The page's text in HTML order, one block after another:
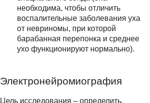
необходима, чтобы отличить
воспалительные заболевания уха
от невриномы, при которой
барабанная перепонка и среднее
ухо функционируют нормально).
Электронейромиография
Цель исследования – определить,